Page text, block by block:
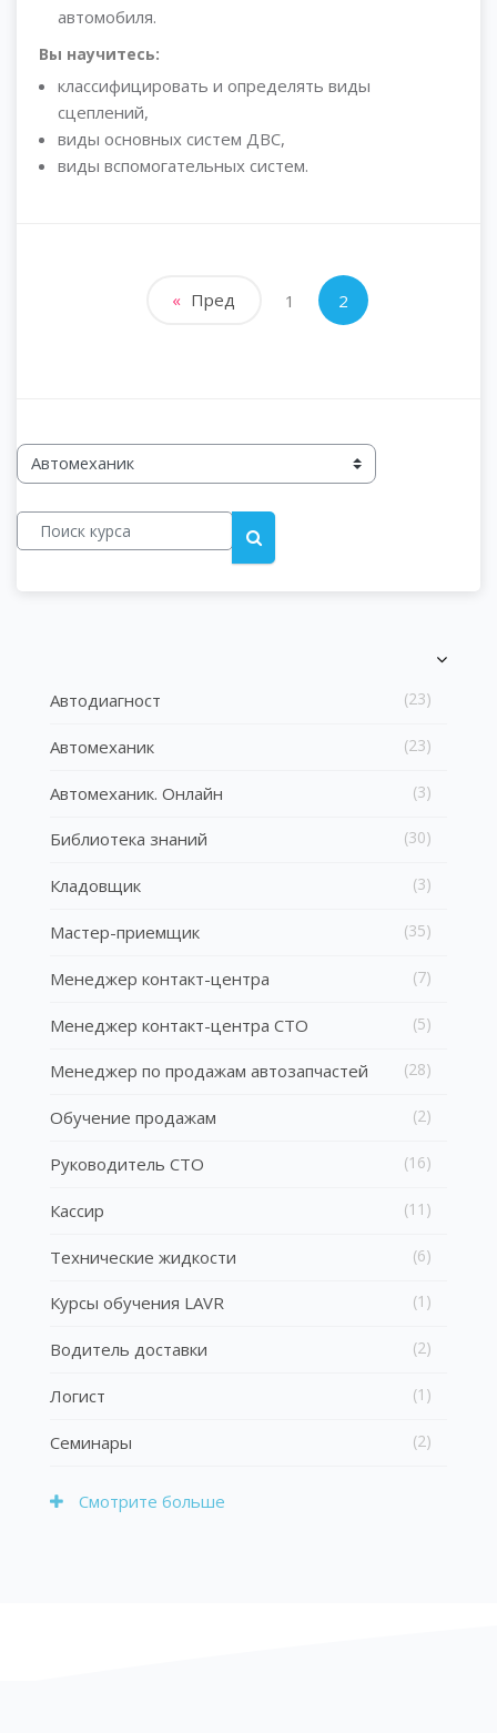
автомобиля.
Вы научитесь:
классифицировать и определять виды
сцеплений,
виды основных систем ДВС,
виды вспомогательных систем.
« Пред Предыдущая страница
1 Страница 1
2Страница 2
Категории курсов
Поиск курса
Поиск курса
Автодиагност
(23)
Автомеханик (23)
Автомеханик. Онлайн (3)
Библиотека знаний (30)
Кладовщик (3)
Мастер-приемщик (35)
Менеджер контакт-центра (7)
Менеджер контакт-центра СТО (5)
Менеджер по продажам автозапчастей (28)
Обучение продажам (2)
Руководитель СТО (16)
Кассир (11)
Технические жидкости (6)
Курсы обучения LAVR (1)
Водитель доставки (2)
Логист (1)
Семинары (2)
Смотрите больше